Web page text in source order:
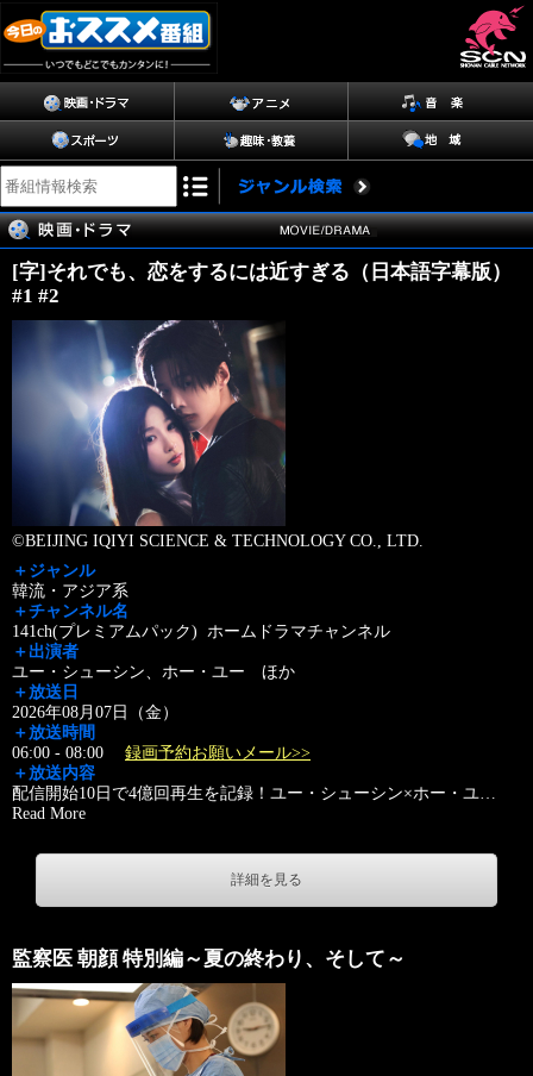
[字]それでも、恋をするには近すぎる（日本語字幕版）
#1 #2
©BEIJING IQIYI SCIENCE & TECHNOLOGY CO., LTD.
＋ジャンル
韓流・アジア系
＋チャンネル名
141ch(プレミアムパック) ホームドラマチャンネル
＋出演者
ユー・シューシン、ホー・ユー ほか
＋放送日
2026年08月07日（金）
＋放送時間
06:00 - 08:00 録画予約お願いメール>>
＋放送内容
配信開始10日で4億回再生を記録！ユー・シューシン×ホー・ユ…
Read More
詳細を見る
監察医 朝顔 特別編～夏の終わり、そして～